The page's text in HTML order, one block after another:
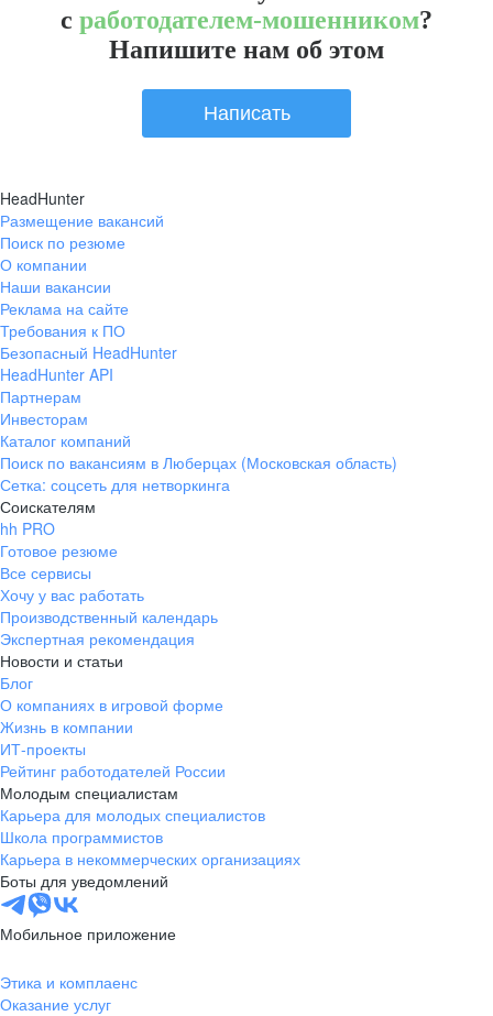
с работодателем-мошенником?
Напишите нам об этом
Написать
HeadHunter
Размещение вакансий
Поиск по резюме
О компании
Наши вакансии
Реклама на сайте
Требования к ПО
Безопасный HeadHunter
HeadHunter API
Партнерам
Инвесторам
Каталог компаний
Поиск по вакансиям в Люберцах (Московская область)
Сетка: соцсеть для нетворкинга
Соискателям
hh PRO
Готовое резюме
Все сервисы
Хочу у вас работать
Производственный календарь
Экспертная рекомендация
Новости и статьи
Блог
О компаниях в игровой форме
Жизнь в компании
ИТ-проекты
Рейтинг работодателей России
Молодым специалистам
Карьера для молодых специалистов
Школа программистов
Карьера в некоммерческих организациях
Боты для уведомлений
Мобильное приложение
Этика и комплаенс
Оказание услуг